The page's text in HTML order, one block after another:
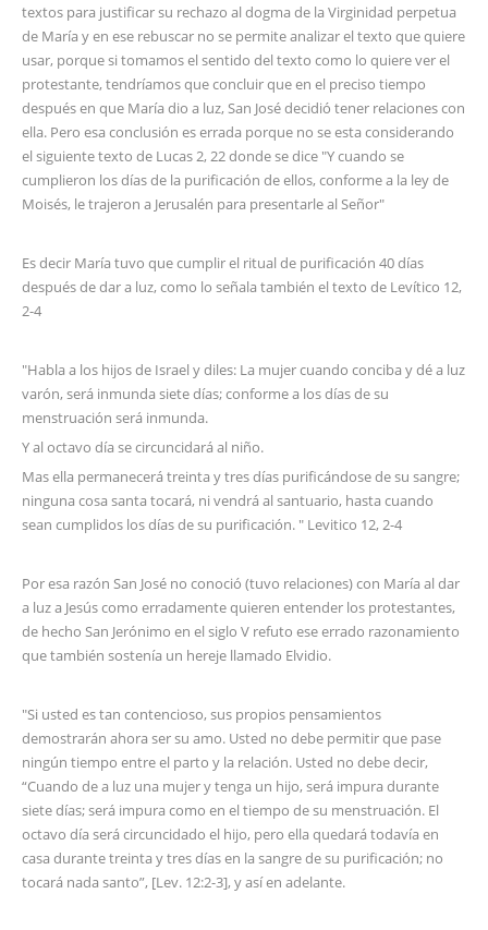
textos para justificar su rechazo al dogma de la Virginidad perpetua
de María y en ese rebuscar no se permite analizar el texto que quiere
usar, porque si tomamos el sentido del texto como lo quiere ver el
protestante, tendríamos que concluir que en el preciso tiempo
después en que María dio a luz, San José decidió tener relaciones con
ella. Pero esa conclusión es errada porque no se esta considerando
el siguiente texto de Lucas 2, 22 donde se dice "Y cuando se
cumplieron los días de la purificación de ellos, conforme a la ley de
Moisés, le trajeron a Jerusalén para presentarle al Señor"
Es decir María tuvo que cumplir el ritual de purificación 40 días
después de dar a luz, como lo señala también el texto de Levítico 12,
2-4
"Habla a los hijos de Israel y diles: La mujer cuando conciba y dé a luz
varón, será inmunda siete días; conforme a los días de su
menstruación será inmunda.
Y al octavo día se circuncidará al niño.
Mas ella permanecerá treinta y tres días purificándose de su sangre;
ninguna cosa santa tocará, ni vendrá al santuario, hasta cuando
sean cumplidos los días de su purificación. " Levitico 12, 2-4
Por esa razón San José no conoció (tuvo relaciones) con María al dar
a luz a Jesús como erradamente quieren entender los protestantes,
de hecho San Jerónimo en el siglo V refuto ese errado razonamiento
que también sostenía un hereje llamado Elvidio.
"Si usted es tan contencioso, sus propios pensamientos
demostrarán ahora ser su amo. Usted no debe permitir que pase
ningún tiempo entre el parto y la relación. Usted no debe decir,
“Cuando de a luz una mujer y tenga un hijo, será impura durante
siete días; será impura como en el tiempo de su menstruación. El
octavo día será circuncidado el hijo, pero ella quedará todavía en
casa durante treinta y tres días en la sangre de su purificación; no
tocará nada santo”, [Lev. 12:2-3], y así en adelante.